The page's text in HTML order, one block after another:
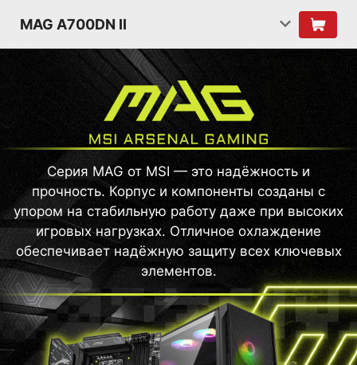
MAG A700DN II
Серия MAG от MSI — это надёжность и
прочность. Корпус и компоненты созданы с
упором на стабильную работу даже при высоких
игровых нагрузках. Отличное охлаждение
обеспечивает надёжную защиту всех ключевых
элементов.